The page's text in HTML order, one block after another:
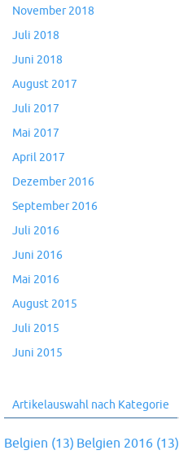
November 2018
Juli 2018
Juni 2018
August 2017
Juli 2017
Mai 2017
April 2017
Dezember 2016
September 2016
Juli 2016
Juni 2016
Mai 2016
August 2015
Juli 2015
Juni 2015
Artikelauswahl nach Kategorie
Belgien (13) Belgien 2016 (13)